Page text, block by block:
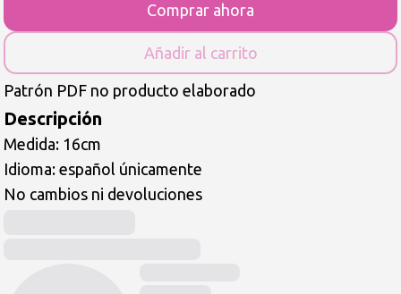
Comprar ahora
Añadir al carrito
Patrón PDF no producto elaborado
Descripción
Medida: 16cm
Idioma: español únicamente
No cambios ni devoluciones